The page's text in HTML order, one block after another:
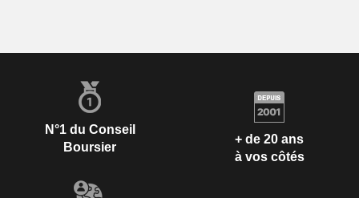
N°1 du Conseil
Boursier
+ de 20 ans
à vos côtés